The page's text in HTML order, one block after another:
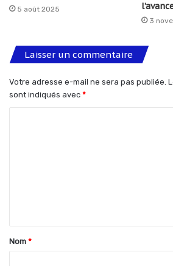
5 août 2025
3
Laisser un commentaire
Votre adresse e-mail ne sera pas publiée.
sont indiqués avec *
t
a
Nom *